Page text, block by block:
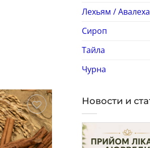
Лехьям / Авалеха
Сироп
Тайла
Чурна
Новости и
Сохранить